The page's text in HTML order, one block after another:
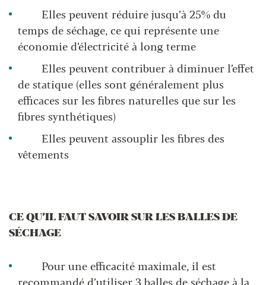
Elles peuvent réduire jusqu’à 25% du
temps de séchage, ce qui représente une
économie d’électricité à long terme
Elles peuvent contribuer à diminuer l’effet
de statique (elles sont généralement plus
efficaces sur les fibres naturelles que sur les
fibres synthétiques)
Elles peuvent assouplir les fibres des
vêtements
CE QU’IL FAUT SAVOIR SUR LES BALLES DE
SÉCHAGE
Pour une efficacité maximale, il est